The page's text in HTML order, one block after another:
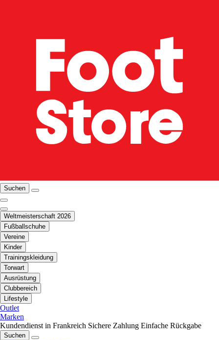
Suchen
Weltmeisterschaft 2026
Fußballschuhe
Vereine
Kinder
Trainingskleidung
Torwart
Ausrüstung
Clubbereich
Lifestyle
Outlet
Marken
Kundendienst in Frankreich Sichere Zahlung Einfache Rückgabe
Suchen